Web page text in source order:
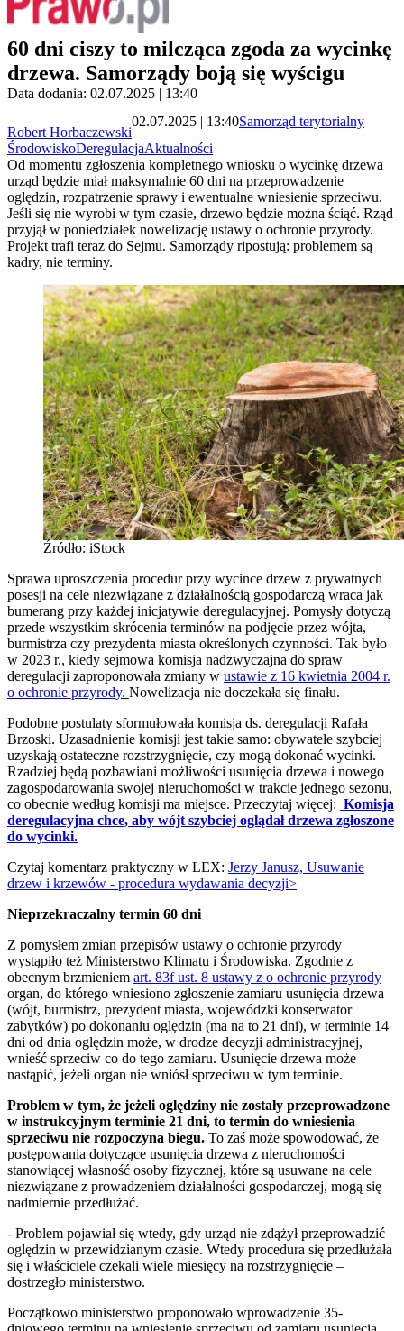
60 dni ciszy to milcząca zgoda za wycinkę
drzewa. Samorządy boją się wyścigu
Data dodania: 02.07.2025 | 13:40
Robert Horbaczewski
02.07.2025 | 13:40Samorząd terytorialny
ŚrodowiskoDeregulacjaAktualności
Od momentu zgłoszenia kompletnego wniosku o wycinkę drzewa
urząd będzie miał maksymalnie 60 dni na przeprowadzenie
oględzin, rozpatrzenie sprawy i ewentualne wniesienie sprzeciwu.
Jeśli się nie wyrobi w tym czasie, drzewo będzie można ściąć. Rząd
przyjął w poniedziałek nowelizację ustawy o ochronie przyrody.
Projekt trafi teraz do Sejmu. Samorządy ripostują: problemem są
kadry, nie terminy.
Źródło: iStock
Sprawa uproszczenia procedur przy wycince drzew z prywatnych
posesji na cele niezwiązane z działalnością gospodarczą wraca jak
bumerang przy każdej inicjatywie deregulacyjnej. Pomysły dotyczą
przede wszystkim skrócenia terminów na podjęcie przez wójta,
burmistrza czy prezydenta miasta określonych czynności. Tak było
w 2023 r., kiedy sejmowa komisja nadzwyczajna do spraw
deregulacji zaproponowała zmiany w ustawie z 16 kwietnia 2004 r.
o ochronie przyrody. Nowelizacja nie doczekała się finału.
Podobne postulaty sformułowała komisja ds. deregulacji Rafała
Brzoski. Uzasadnienie komisji jest takie samo: obywatele szybciej
uzyskają ostateczne rozstrzygnięcie, czy mogą dokonać wycinki.
Rzadziej będą pozbawiani możliwości usunięcia drzewa i nowego
zagospodarowania swojej nieruchomości w trakcie jednego sezonu,
co obecnie według komisji ma miejsce. Przeczytaj więcej: Komisja
deregulacyjna chce, aby wójt szybciej oglądał drzewa zgłoszone
do wycinki.
Czytaj komentarz praktyczny w LEX: Jerzy Janusz, Usuwanie
drzew i krzewów - procedura wydawania decyzji>
Nieprzekraczalny termin 60 dni
Z pomysłem zmian przepisów ustawy o ochronie przyrody
wystąpiło też Ministerstwo Klimatu i Środowiska. Zgodnie z
obecnym brzmieniem art. 83f ust. 8 ustawy z o ochronie przyrody
organ, do którego wniesiono zgłoszenie zamiaru usunięcia drzewa
(wójt, burmistrz, prezydent miasta, wojewódzki konserwator
zabytków) po dokonaniu oględzin (ma na to 21 dni), w terminie 14
dni od dnia oględzin może, w drodze decyzji administracyjnej,
wnieść sprzeciw co do tego zamiaru. Usunięcie drzewa może
nastąpić, jeżeli organ nie wniósł sprzeciwu w tym terminie.
Problem w tym, że jeżeli oględziny nie zostały przeprowadzone
w instrukcyjnym terminie 21 dni, to termin do wniesienia
sprzeciwu nie rozpoczyna biegu. To zaś może spowodować, że
postępowania dotyczące usunięcia drzewa z nieruchomości
stanowiącej własność osoby fizycznej, które są usuwane na cele
niezwiązane z prowadzeniem działalności gospodarczej, mogą się
nadmiernie przedłużać.
- Problem pojawiał się wtedy, gdy urząd nie zdążył przeprowadzić
oględzin w przewidzianym czasie. Wtedy procedura się przedłużała
się i właściciele czekali wiele miesięcy na rozstrzygnięcie –
dostrzegło ministerstwo.
Początkowo ministerstwo proponowało wprowadzenie 35-